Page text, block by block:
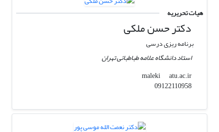
هیات تحریریه
دکتر حسن ملکی
برنامه ریزی درسی
استاد دانشگاه علامه طباطبائی تهران
maleki
atu.ac.ir
09122110958